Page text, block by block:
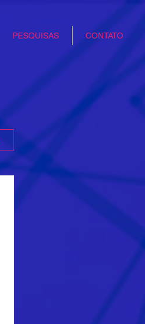
PESQUISAS CONTATO